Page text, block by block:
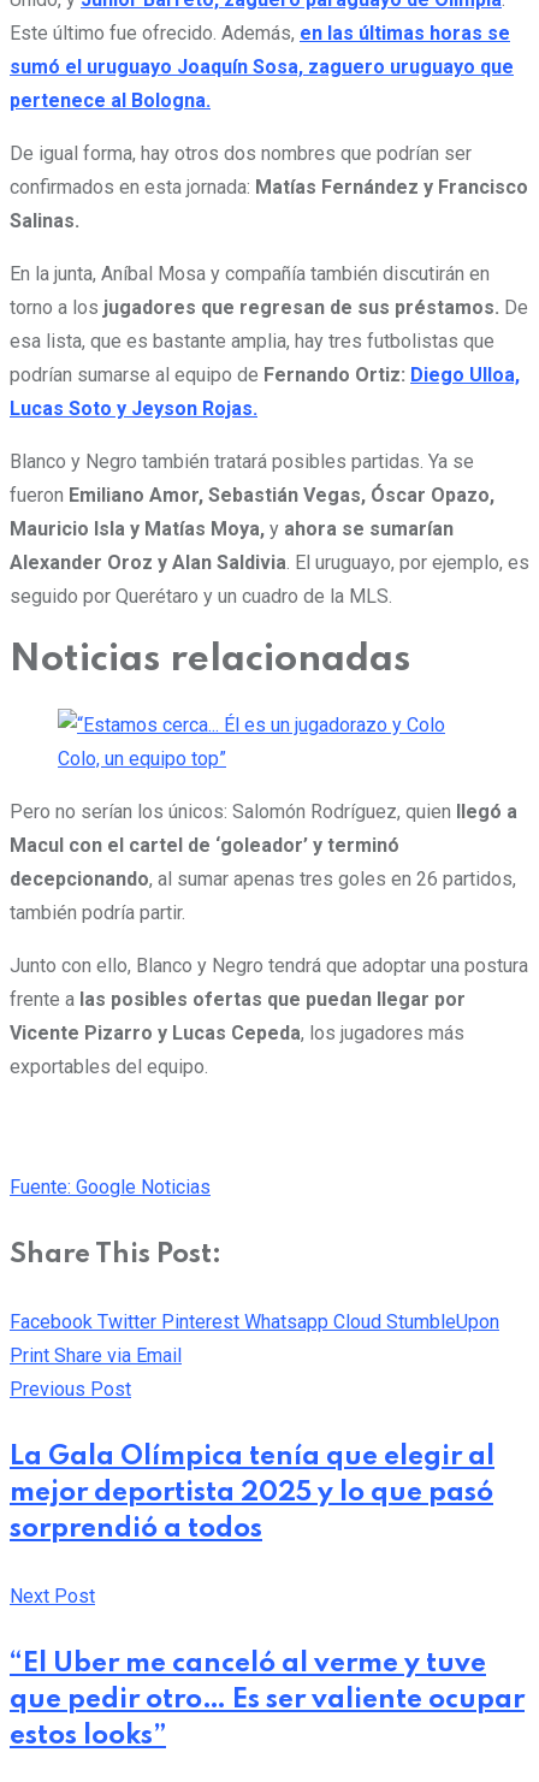
Este último fue ofrecido. Además, en las últimas horas se
sumó el uruguayo Joaquín Sosa, zaguero uruguayo que
pertenece al Bologna.
De igual forma, hay otros dos nombres que podrían ser
confirmados en esta jornada: Matías Fernández y Francisco
Salinas.
En la junta, Aníbal Mosa y compañía también discutirán en
torno a los jugadores que regresan de sus préstamos. De
esa lista, que es bastante amplia, hay tres futbolistas que
podrían sumarse al equipo de Fernando Ortiz: Diego Ulloa,
Lucas Soto y Jeyson Rojas.
Blanco y Negro también tratará posibles partidas. Ya se
fueron Emiliano Amor, Sebastián Vegas, Óscar Opazo,
Mauricio Isla y Matías Moya, y ahora se sumarían
Alexander Oroz y Alan Saldivia . El uruguayo, por ejemplo, es
seguido por Querétaro y un cuadro de la MLS.
Noticias relacionadas
Pero no serían los únicos: Salomón Rodríguez, quien llegó a
Macul con el cartel de ‘goleador’ y terminó
decepcionando, al sumar apenas tres goles en 26 partidos,
también podría partir.
Junto con ello, Blanco y Negro tendrá que adoptar una postura
frente a las posibles ofertas que puedan llegar por
Vicente Pizarro y Lucas Cepeda, los jugadores más
exportables del equipo.
Fuente: Google Noticias
Share This Post:
Facebook Twitter Pinterest Whatsapp Cloud StumbleUpon
Print Share via Email
Previous Post
La Gala Olímpica tenía que elegir al
mejor deportista 2025 y lo que pasó
sorprendió a todos
Next Post
“El Uber me canceló al verme y tuve
que pedir otro… Es ser valiente ocupar
estos looks”